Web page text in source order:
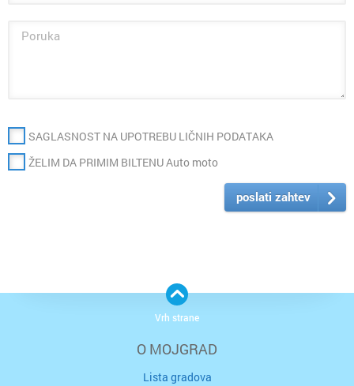
SAGLASNOST NA UPOTREBU LIČNIH PODATAKA
ŽELIM DA PRIMIM BILTENU Auto moto
poslati zahtev
O MOJGRAD
Lista gradova
Vrh strane